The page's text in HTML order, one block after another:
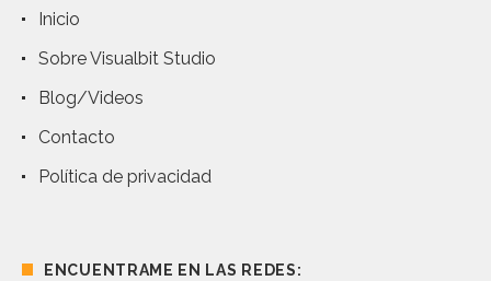
Inicio
Sobre Visualbit Studio
Blog/Videos
Contacto
Política de privacidad
ENCUENTRAME EN LAS REDES: